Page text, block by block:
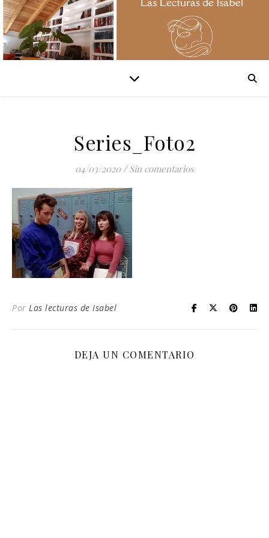
Series_Foto2
04/03/2020 / Sin comentarios
Por Las lecturas de Isabel
DEJA UN COMENTARIO